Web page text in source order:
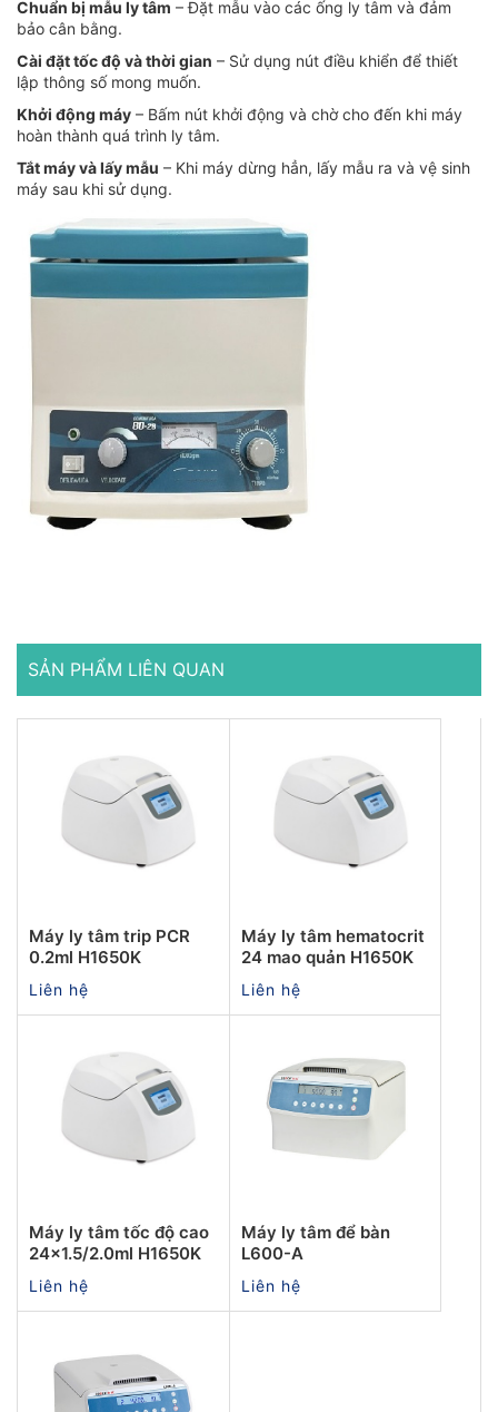
Chuẩn bị mẫu ly tâm – Đặt mẫu vào các ống ly tâm và đảm
bảo cân bằng.
Cài đặt tốc độ và thời gian – Sử dụng nút điều khiển để thiết
lập thông số mong muốn.
Khởi động máy – Bấm nút khởi động và chờ cho đến khi máy
hoàn thành quá trình ly tâm.
Tắt máy và lấy mẫu – Khi máy dừng hẳn, lấy mẫu ra và vệ sinh
máy sau khi sử dụng.
SẢN PHẨM LIÊN QUAN
Máy ly tâm trip PCR
0.2ml H1650K
Liên hệ
Máy ly tâm hematocrit
24 mao quản H1650K
Liên hệ
Máy ly tâm tốc độ cao
24x1.5/2.0ml H1650K
Liên hệ
Máy ly tâm để bàn
L600-A
Liên hệ